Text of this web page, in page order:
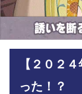
【２０２
った！？